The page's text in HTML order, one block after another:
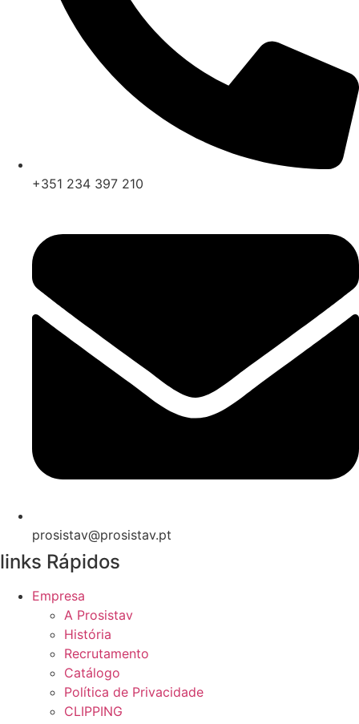
+351 234 397 210
prosistav@prosistav.pt
links Rápidos
Empresa
A Prosistav
História
Recrutamento
Catálogo
Política de Privacidade
CLIPPING